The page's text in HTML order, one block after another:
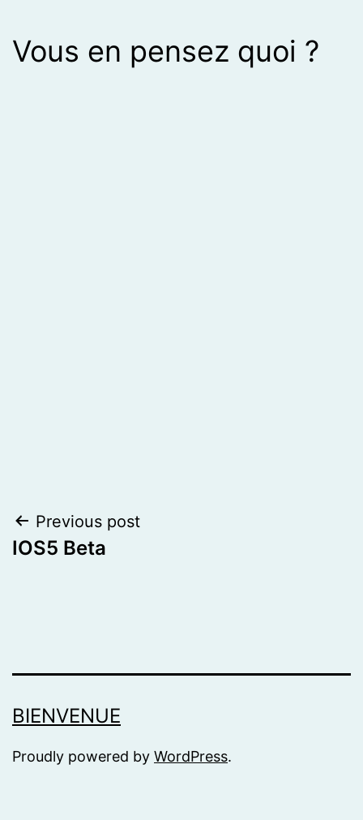
Vous en pensez quoi ?
Post
navigation
Previous post
IOS5 Beta
BIENVENUE
Proudly powered by WordPress.